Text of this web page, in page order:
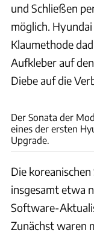
und Schließen
möglich.
Klaumethode
Aufkleber auf
Diebe auf die
Der Sonata der
eines der ersten
Upgrade.
Die
insgesamt etwa
Software-
Zunächst waren